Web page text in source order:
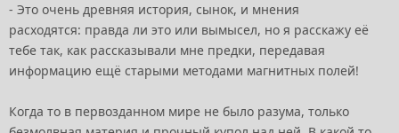
- Это очень древняя история, сынок, и мнения
расходятся: правда ли это или вымысел, но я расскажу её
тебе так, как рассказывали мне предки, передавая
информацию ещё старыми методами магнитных полей!
Когда то в первозданном мире не было разума, только